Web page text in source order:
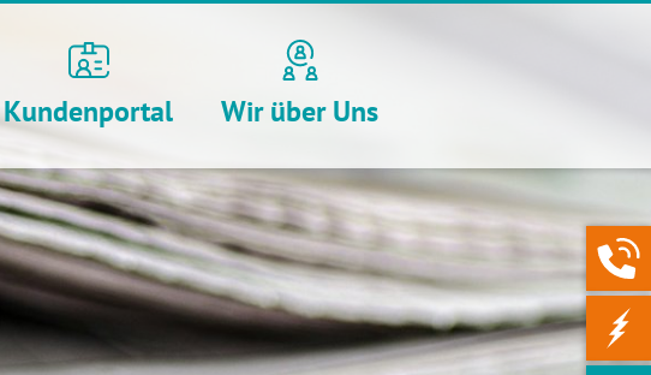
Kundenportal Wir über Uns